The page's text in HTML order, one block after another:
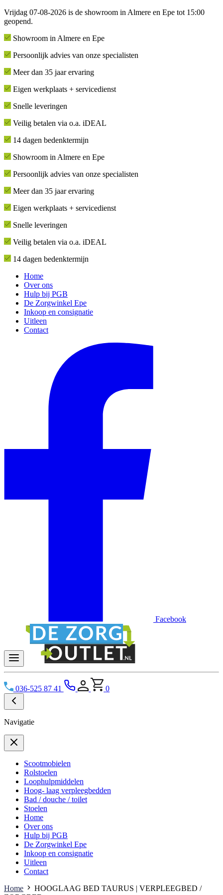
Vrijdag 07-08-2026 is de showroom in Almere en Epe tot 15:00
geopend.
Showroom in Almere en Epe
Persoonlijk advies van onze specialisten
Meer dan 35 jaar ervaring
Eigen werkplaats + servicedienst
Snelle leveringen
Veilig betalen via o.a. iDEAL
14 dagen bedenktermijn
Showroom in Almere en Epe
Persoonlijk advies van onze specialisten
Meer dan 35 jaar ervaring
Eigen werkplaats + servicedienst
Snelle leveringen
Veilig betalen via o.a. iDEAL
14 dagen bedenktermijn
Home
Over ons
Hulp bij PGB
De Zorgwinkel Epe
Inkoop en consignatie
Uitleen
Contact
Facebook
036-525 87 41 0
Navigatie
Scootmobielen
Rolstoelen
Loophulpmiddelen
Hoog- laag verpleegbedden
Bad / douche / toilet
Stoelen
Home
Over ons
Hulp bij PGB
De Zorgwinkel Epe
Inkoop en consignatie
Uitleen
Contact
Home
HOOGLAAG BED TAURUS | VERPLEEGBED /